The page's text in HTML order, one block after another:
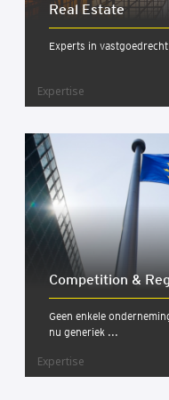
Real Esta­te
Experts in vastgoedrecht
Expertise
Com­pe­ti­ti­on &
Geen enkele
nu generiek ...
Expertise